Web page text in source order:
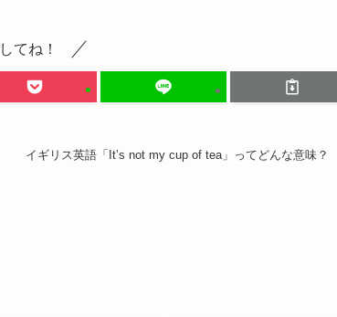
てね！
イギリス英語「It’s not my cup of tea」ってどんな意味？